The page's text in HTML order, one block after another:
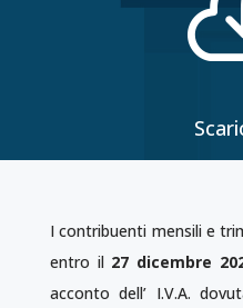
I contribuenti mensili e
entro il 27 dicembre
acconto dell’ I.V.A.